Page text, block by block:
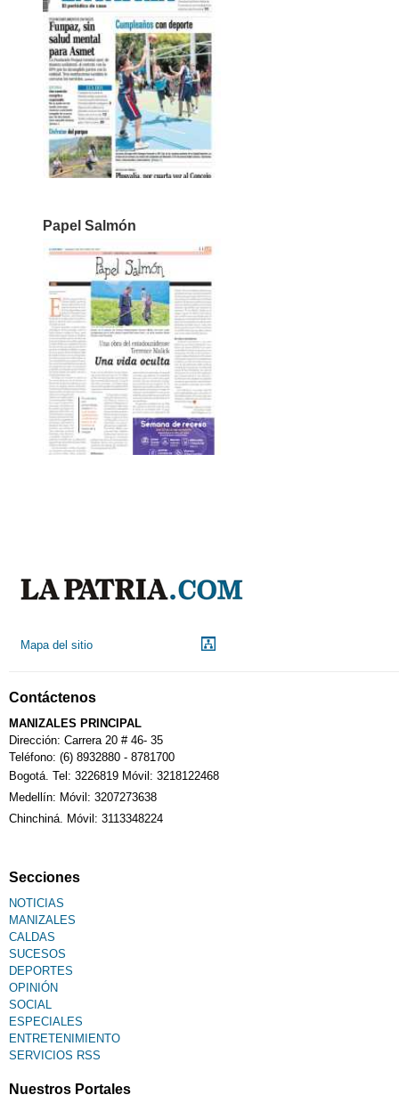
Papel Salmón
Mapa del sitio
Contáctenos
MANIZALES PRINCIPAL
Dirección: Carrera 20 # 46- 35
Teléfono: (6) 8932880 - 8781700
Bogotá. Tel: 3226819 Móvil: 3218122468
Medellín: Móvil: 3207273638
Chinchiná. Móvil: 3113348224
Secciones
NOTICIAS
MANIZALES
CALDAS
SUCESOS
DEPORTES
OPINIÓN
SOCIAL
ESPECIALES
ENTRETENIMIENTO
SERVICIOS RSS
Nuestros Portales